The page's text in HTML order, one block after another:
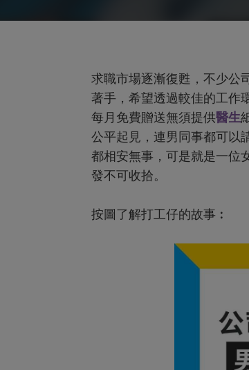
求職市場逐漸復甦，不少公
著手，希望透過較佳的工作
每月免費贈送無須提供醫生
公平起見，連男同事都可以
都相安無事，可是就是一位
發不可收拾。
按圖了解打工仔的故事︰